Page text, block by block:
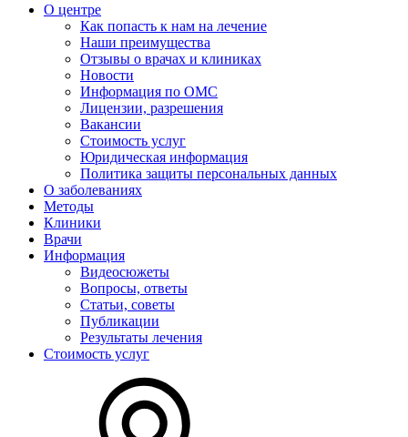
О центре
Как попасть к нам на лечение
Наши преимущества
Отзывы о врачах и клиниках
Новости
Информация по ОМС
Лицензии, разрешения
Вакансии
Стоимость услуг
Юридическая информация
Политика защиты персональных данных
О заболеваниях
Методы
Клиники
Врачи
Информация
Видеосюжеты
Вопросы, ответы
Статьи, советы
Публикации
Результаты лечения
Стоимость услуг